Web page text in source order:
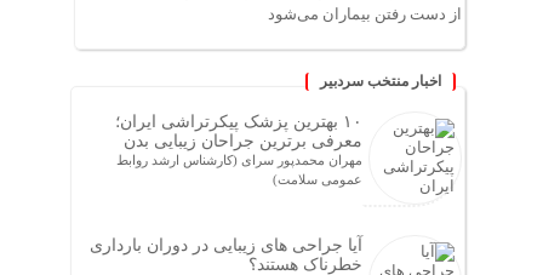
از دست رفتن بیماران می‌شود
اخبار منتخب سردبیر
۱۰ بهترین پزشک پیکرتراشی ایران؛
معرفی برترین جراحان زیبایی بدن
مهران محمدپور سرای (کارشناس ارشد روابط
عمومی سلامت)
آیا جراحی های زیبایی در دوران بارداری
خطرناک هستند؟